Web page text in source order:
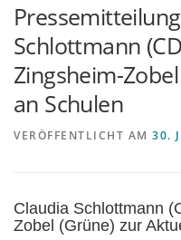
Schlottmann
Zingsheim-
an Schulen
VERÖFFENTLICHT AM 30.
Claudia Schlottmann
Zobel (Grüne) zur